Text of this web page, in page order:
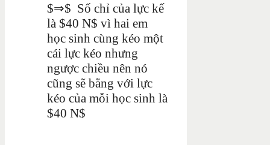
$⇒$ Số chỉ của lực kế
là $40 N$ vì hai em
học sinh cùng kéo một
cái lực kéo nhưng
ngược chiều nên nó
cũng sẽ bằng với lực
kéo của mỗi học sinh là
$40 N$